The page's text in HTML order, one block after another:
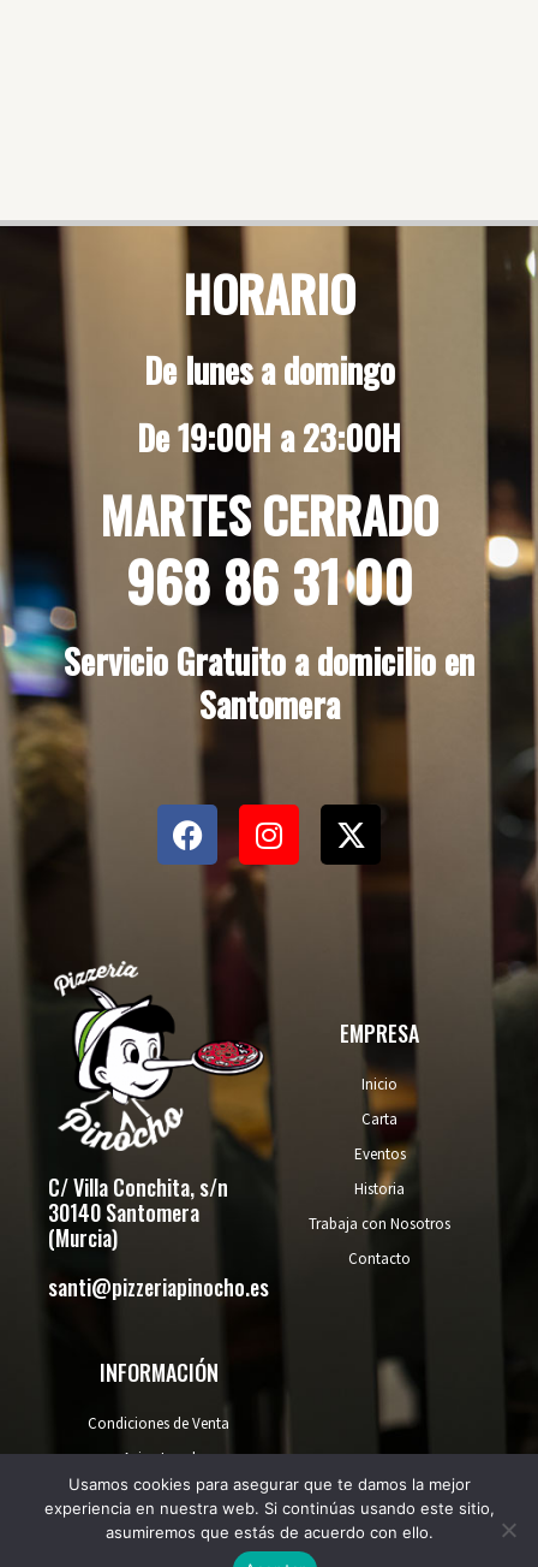
HORARIO
De lunes a domingo
De 19:00H a 23:00H
MARTES CERRADO
968 86 31 00
Servicio Gratuito a domicilio en
Santomera
F
a
I
n
m
X
-
e
C/ Villa Conchita, s/n
30140 Santomera
(Murcia)
santi@pizzeriapinocho.es
EMPRESA
Inicio
Carta
Eventos
Historia
Trabaja con Nosotros
Contacto
INFORMACIÓN
Condiciones de Venta
Aviso Legal
Política de Privacidad
Política de Cookies
Usamos cookies para asegurar que te damos la mejor
experiencia en nuestra web. Si continúas usando este sitio,
asumiremos que estás de acuerdo con ello.